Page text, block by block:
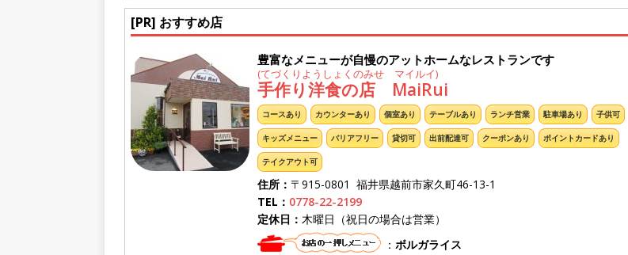
[PR] おすすめ店
豊富なメニューが自慢のアットホームなレストランです
(てづくりようしょくのみせ マイルイ)
手作り洋食の店 MaiRui
コースあり カウンターあり 個室あり テーブルあり ランチ営業 駐車場あり 子供可
キッズメニュー バリアフリー 貸切可 出前配達可 クーポンあり ポイントカードあり
テイクアウト可
住所： 〒915-0801 福井県越前市家久町46-13-1
TEL： 0778-22-2199
定休日： 木曜日（祝日の場合は営業）
： ボルガライス